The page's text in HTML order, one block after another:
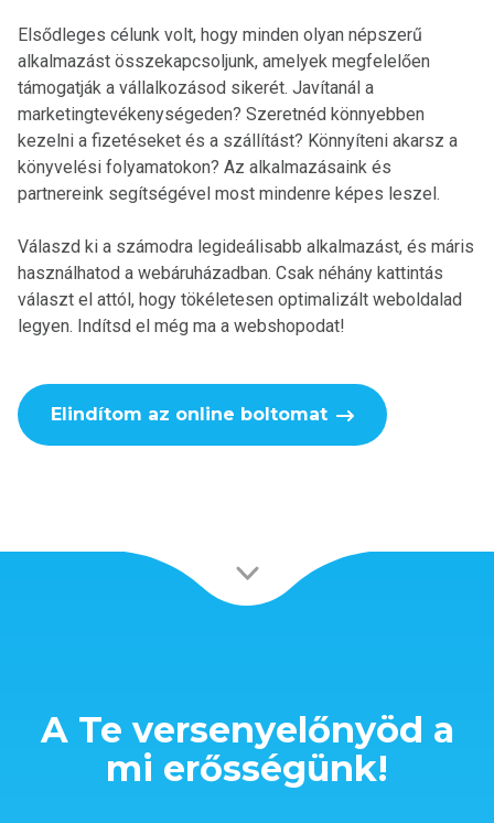
Elsődleges célunk volt, hogy minden olyan népszerű
alkalmazást összekapcsoljunk, amelyek megfelelően
támogatják a vállalkozásod sikerét. Javítanál a
marketingtevékenységeden? Szeretnéd könnyebben
kezelni a fizetéseket és a szállítást? Könnyíteni akarsz a
könyvelési folyamatokon? Az alkalmazásaink és
partnereink segítségével most mindenre képes leszel.
Válaszd ki a számodra legideálisabb alkalmazást, és máris
használhatod a webáruházadban. Csak néhány kattintás
választ el attól, hogy tökéletesen optimalizált weboldalad
legyen. Indítsd el még ma a webshopodat!
Elindítom az online boltomat
A Te versenyelőnyöd a
mi erősségünk!